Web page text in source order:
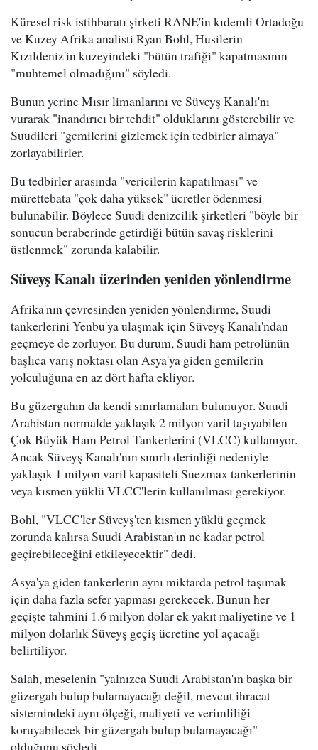
Küresel risk istihbaratı şirketi RANE'in kıdemli Ortadoğu
ve Kuzey Afrika analisti Ryan Bohl, Husilerin
Kızıldeniz'in kuzeyindeki "bütün trafiği" kapatmasının
"muhtemel olmadığını" söyledi.
Bunun yerine Mısır limanlarını ve Süveyş Kanalı'nı
vurarak "inandırıcı bir tehdit" olduklarını gösterebilir ve
Suudileri "gemilerini gizlemek için tedbirler almaya"
zorlayabilirler.
Bu tedbirler arasında "vericilerin kapatılması" ve
mürettebata "çok daha yüksek" ücretler ödenmesi
bulunabilir. Böylece Suudi denizcilik şirketleri "böyle bir
sonucun beraberinde getirdiği bütün savaş risklerini
üstlenmek" zorunda kalabilir.
Süveyş Kanalı üzerinden yeniden yönlendirme
Afrika'nın çevresinden yeniden yönlendirme, Suudi
tankerlerini Yenbu'ya ulaşmak için Süveyş Kanalı'ndan
geçmeye de zorluyor. Bu durum, Suudi ham petrolünün
başlıca varış noktası olan Asya'ya giden gemilerin
yolculuğuna en az dört hafta ekliyor.
Bu güzergahın da kendi sınırlamaları bulunuyor. Suudi
Arabistan normalde yaklaşık 2 milyon varil taşıyabilen
Çok Büyük Ham Petrol Tankerlerini (VLCC) kullanıyor.
Ancak Süveyş Kanalı'nın sınırlı derinliği nedeniyle
yaklaşık 1 milyon varil kapasiteli Suezmax tankerlerinin
veya kısmen yüklü VLCC'lerin kullanılması gerekiyor.
Bohl, "VLCC'ler Süveyş'ten kısmen yüklü geçmek
zorunda kalırsa Suudi Arabistan'ın ne kadar petrol
geçirebileceğini etkileyecektir" dedi.
Asya'ya giden tankerlerin aynı miktarda petrol taşımak
için daha fazla sefer yapması gerekecek. Bunun her
geçişte tahmini 1.6 milyon dolar ek yakıt maliyetine ve 1
milyon dolarlık Süveyş geçiş ücretine yol açacağı
belirtiliyor.
Salah, meselenin "yalnızca Suudi Arabistan'ın başka bir
güzergah bulup bulamayacağı değil, mevcut ihracat
sistemindeki aynı ölçeği, maliyeti ve verimliliği
koruyabilecek bir güzergah bulup bulamayacağı"
olduğunu söyledi.